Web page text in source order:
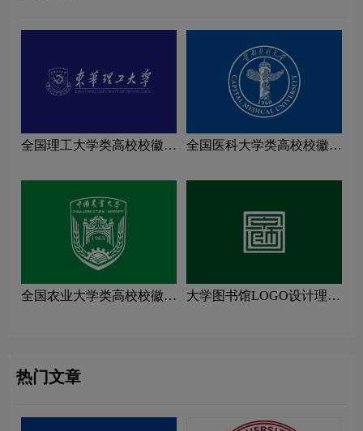
全国理工大学类高校校徽设
全国医科大学类高校校徽设
全国农业大学类高校校徽设
大学图书馆LOGO设计理念
热门文章